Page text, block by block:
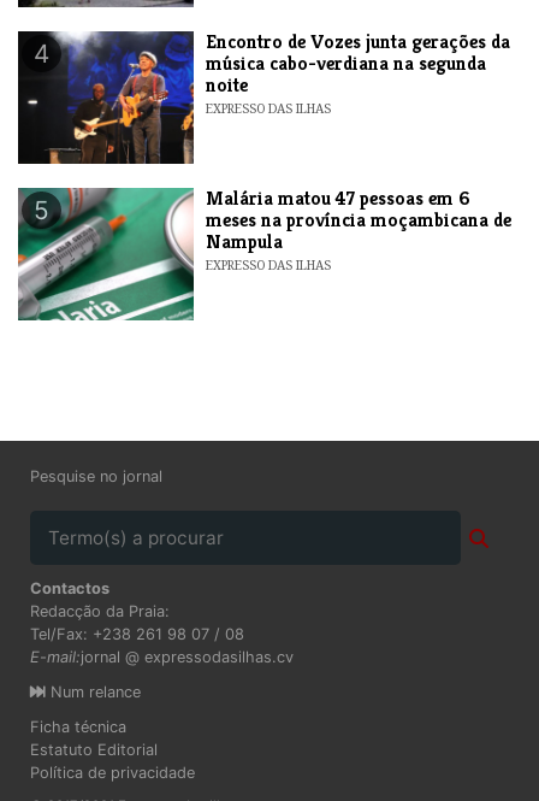
4
Encontro de Vozes junta gerações da
música cabo-verdiana na segunda
noite
EXPRESSO DAS ILHAS
5
​Malária matou 47 pessoas em 6
meses na província moçambicana de
Nampula
EXPRESSO DAS ILHAS
Pesquise no jornal
Contactos
Redacção da Praia:
Tel/Fax: +238 261 98 07 / 08
E-mail:jornal @ expressodasilhas.cv
Num relance
Ficha técnica
Estatuto Editorial
Política de privacidade